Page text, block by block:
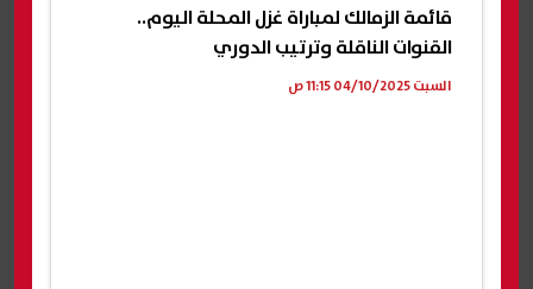
قائمة الزمالك لمباراة غزل المحلة اليوم..
القنوات الناقلة وترتيب الدوري
السبت 04/10/2025 11:15 ص